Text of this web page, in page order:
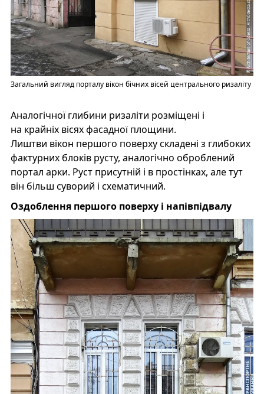
Загальний вигляд порталу вікон бічних вісей центрального ризаліту
Аналогічної глибини ризаліти розміщені і
на крайніх вісях фасадної площини.
Лиштви вікон першого поверху складені з глибоких
фактурних блоків русту, аналогічно оброблений
портал арки. Руст присутній і в простінках, але тут
він більш суворий і схематичний.
Оздоблення першого поверху і напівпідвалу